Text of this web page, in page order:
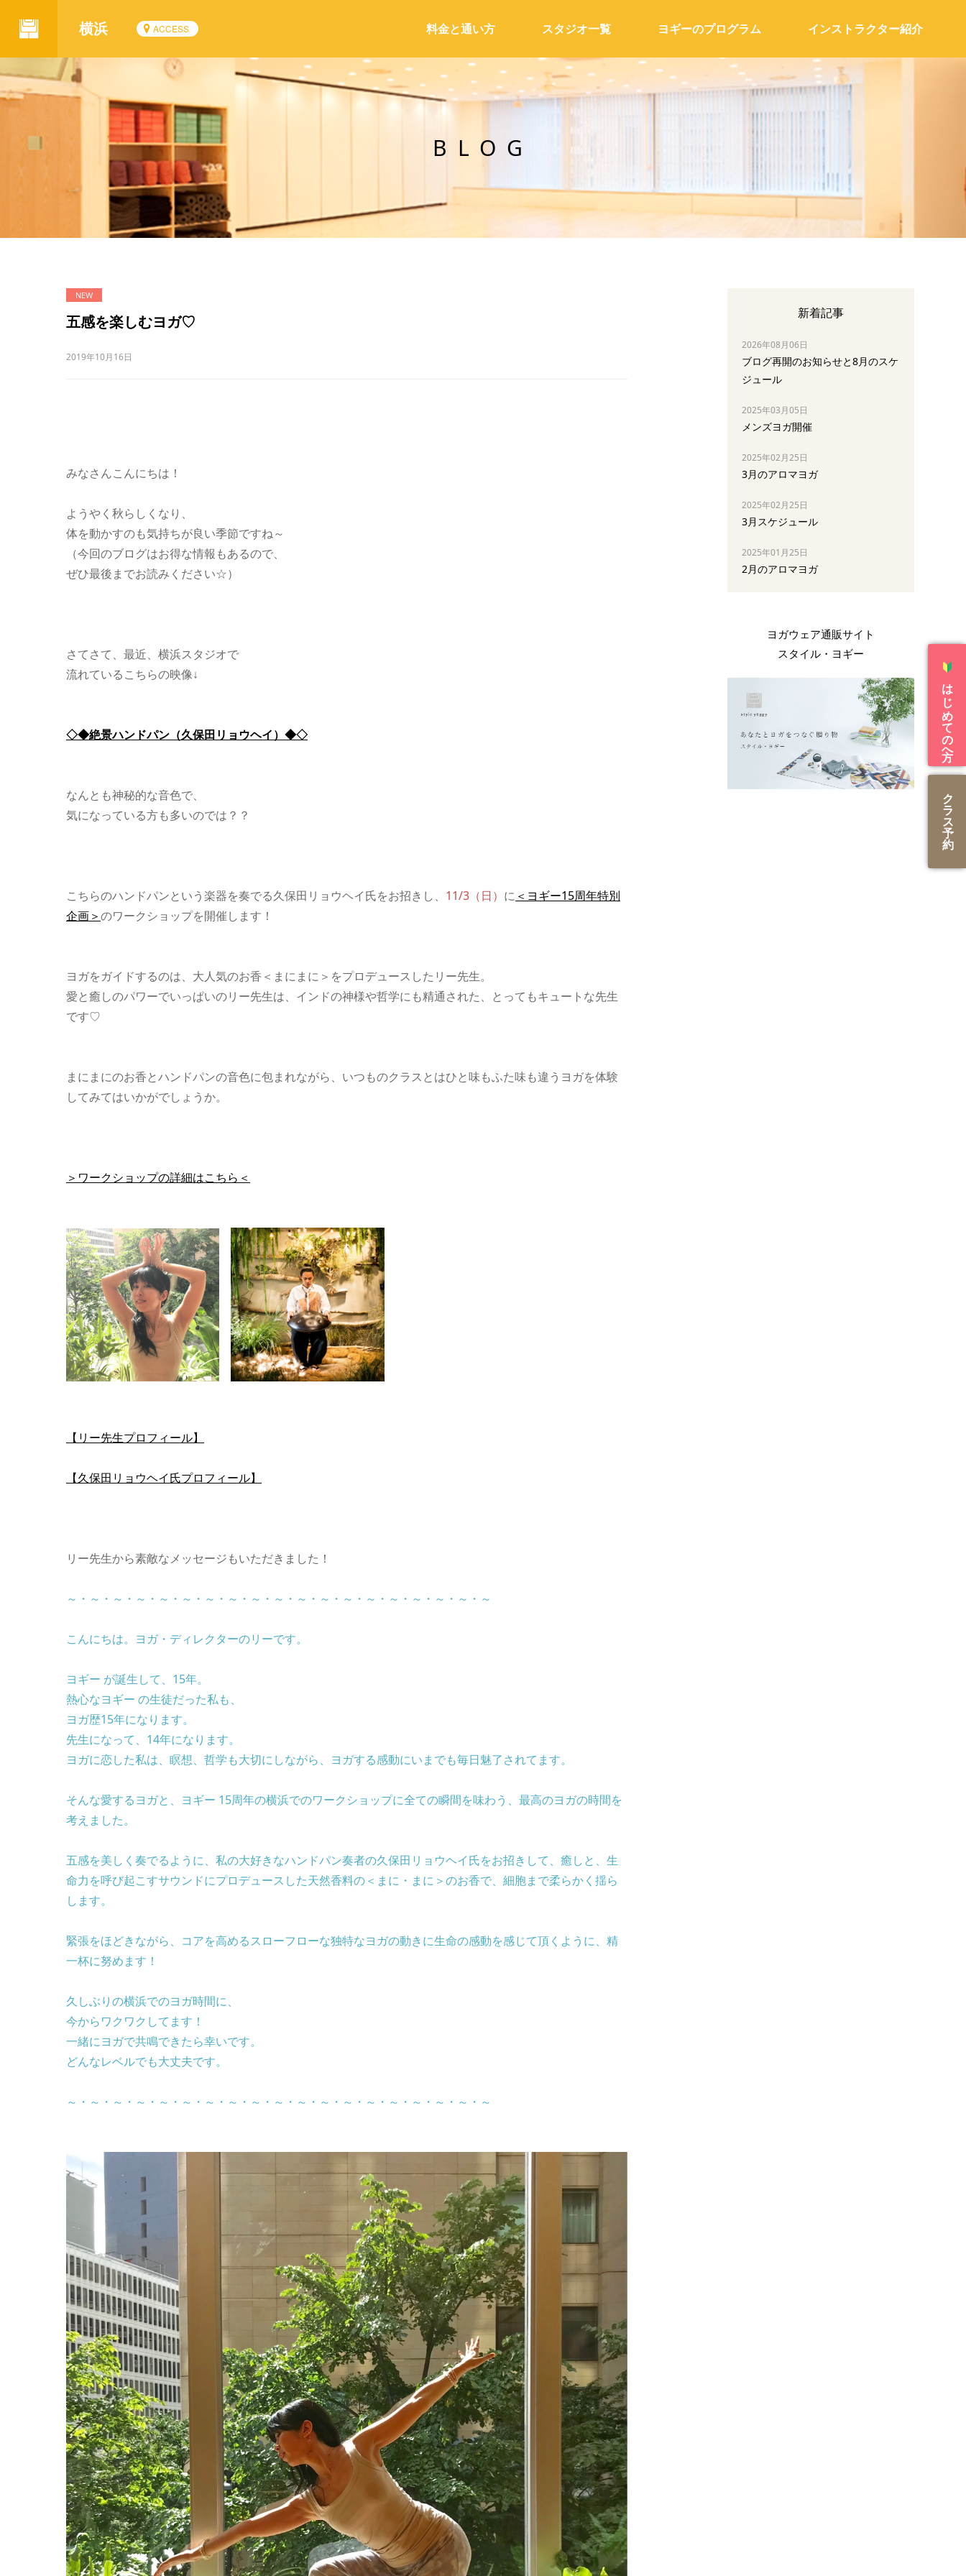
横浜 ACCESS 料金と通い方 スタジオ一覧 ヨギーのプログラム インストラクター紹介
BLOG
五感を楽しむヨガ♡
2019年10月16日
みなさんこんにちは！
ようやく秋らしくなり、
体を動かすのも気持ちが良い季節ですね～
（今回のブログはお得な情報もあるので、
ぜひ最後までお読みください☆）
さてさて、最近、横浜スタジオで
流れているこちらの映像↓
◇◆絶景ハンドパン（久保田リョウヘイ）◆◇
なんとも神秘的な音色で、
気になっている方も多いのでは？？
こちらのハンドパンという楽器を奏でる久保田リョウヘイ氏をお招きし、 11/3（日） に ＜ヨギー15周年特別
企画＞のワークショップを開催します！
ヨガをガイドするのは、大人気のお香＜まにまに＞をプロデュースしたリー先生。
愛と癒しのパワーでいっぱいのリー先生は、インドの神様や哲学にも精通された、とってもキュートな先生
です♡
まにまにのお香とハンドパンの音色に包まれながら、いつものクラスとはひと味もふた味も違うヨガを体験
してみてはいかがでしょうか。
＞ワークショップの詳細はこちら＜
【リー先生プロフィール】
【久保田リョウヘイ氏プロフィール】
リー先生から素敵なメッセージもいただきました！
～・～・～・～・～・～・～・～・～・～・～・～・～・～・～・～・～・～・～
こんにちは。ヨガ・ディレクターのリーです。
ヨギー が誕生して、15年。
熱心なヨギー の生徒だった私も、
ヨガ歴15年になります。
先生になって、14年になります。
ヨガに恋した私は、瞑想、哲学も大切にしながら、 ヨガする感動にいまでも毎日魅了されてます。
そんな愛するヨガと、ヨギー 15周年の横浜でのワークショップに全ての瞬間を味わう、最高のヨガの時間を
考えました。
五感を美しく奏でるように、私の大好きなハンドパン奏者の久保田リョウヘイ氏をお招きして、癒しと、生
命力を呼び起こすサウンドにプロデュースした天然香料の＜まに・まに＞のお香で、細胞まで柔らかく揺ら
します。
緊張をほどきながら、コアを高めるスローフローな独特なヨガの動きに生命の感動を感じて頂くように、 精
一杯に努めます！
久しぶりの横浜でのヨガ時間に、
今からワクワクしてます！
一緒にヨガで共鳴できたら幸いです。
どんなレベルでも大丈夫です。
～・～・～・～・～・ ～・～・～・～・～・ ～・～・～・～・～・ ～・～・～・～
新着記事
2026年08月06日
ブログ再開のお知らせと8月のスケ
ジュール
2025年03月05日
メンズヨガ開催
2025年02月25日
3月のアロマヨガ
2025年02月25日
3月スケジュール
2025年01月25日
2月のアロマヨガ
ヨガウェア通販サイト
スタイル・ヨギー
はじめての方へ
ク
ラ
ス
予
約